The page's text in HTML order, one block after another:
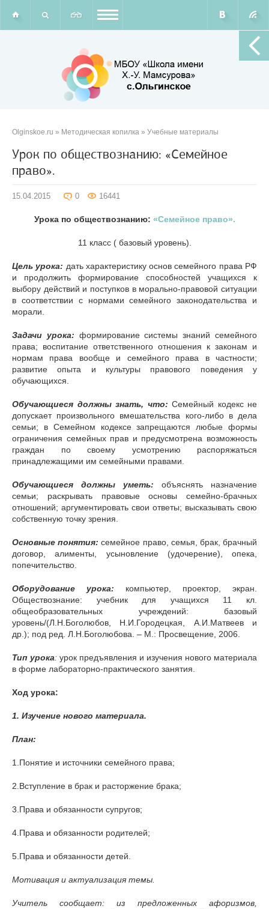
Olginskoe.ru » Методическая копилка » Учебные материалы
Урок по обществознанию: «Семейное
право».
15.04.2015 0 16441
Урока по обществознанию: «Семейное право».
11 класс ( базовый уровень).
Цель урока: дать характеристику основ семейного права РФ
и продолжить формирование способностей учащихся к
выбору действий и поступков в морально-правовой ситуации
в соответствии с нормами семейного законодательства и
морали.
Задачи урока: формирование системы знаний семейного
права; воспитание ответственного отношения к законам и
нормам права вообще и семейного права в частности;
развитие опыта и культуры правового поведения у
обучающихся.
Обучающиеся должны знать, что: Семейный кодекс не
допускает произвольного вмешательства кого-либо в дела
семьи; в Семейном кодексе запрещаются любые формы
ограничения семейных прав и предусмотрена возможность
граждан по своему усмотрению распоряжаться
принадлежащими им семейными правами.
Обучающиеся должны уметь: объяснять назначение
семьи; раскрывать правовые основы семейно-брачных
отношений; аргументировать свои ответы; высказывать свою
собственную точку зрения.
Основные понятия:семейное право, семья, брак, брачный
договор, алименты, усыновление (удочерение), опека,
попечительство.
Оборудование урока: компьютер, проектор, экран.
Обществознание: учебник для учащихся 11 кл.
общеобразовательных учреждений: базовый
уровень/(Л.Н.Боголюбов, Н.И.Городецкая, А.И.Матвеев и
др.); под ред. Л.Н.Боголюбова. – М.: Просвещение, 2006.
Тип урока: урок предъявления и изучения нового материала
в форме лабораторно-практического занятия.
Ход урока:
1. Изучение нового материала.
План:
1.Понятие и источники семейного права;
2.Вступление в брак и расторжение брака;
3.Права и обязанности супругов;
4.Права и обязанности родителей;
5.Права и обязанности детей.
Мотивация и актуализация темы.
Учитель сообщает: из предложенных афоризмов,